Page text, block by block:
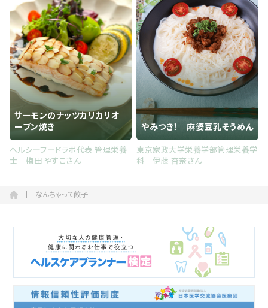
サーモンのナッツカリカリオ
ーブン焼き
ヘルシーフードラボ代表 管理栄養
士 梅田 やすこさん
やみつき！ 麻婆豆乳そうめん
東京家政大学栄養学部管理栄養学
科 伊藤 杏奈さん
なんちゃって餃子